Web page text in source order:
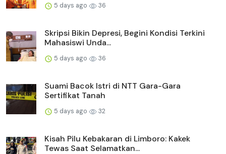
5 days ago 36
Skripsi Bikin Depresi, Begini Kondisi Terkini
Mahasiswi Unda...
5 days ago 36
Suami Bacok Istri di NTT Gara-Gara
Sertifikat Tanah
5 days ago 32
Kisah Pilu Kebakaran di Limboro: Kakek
Tewas Saat Selamatkan...